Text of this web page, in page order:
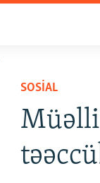
SOSIAL